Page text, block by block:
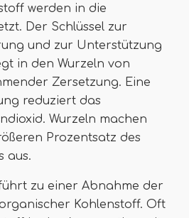
werden in die
Der Schlüssel zur
und zur Unterstützung
in den Wurzeln von
Zersetzung. Eine
reduziert das
Wurzeln machen
Prozentsatz des
aus.
zu einer Abnahme der
Kohlenstoff. Oft